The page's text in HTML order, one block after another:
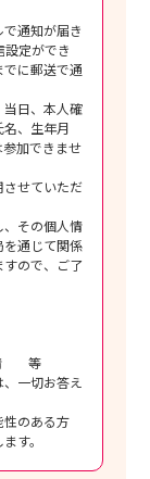
通知が届き
定ができ
に郵送で通
日、本人確
、生年月
加できませ
せていただ
その個人情
通じて関係
ので、ご了
情 等
一切お答え
のある方
す。